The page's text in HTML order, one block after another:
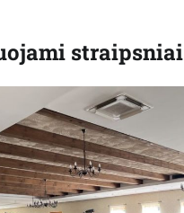
straipsniai